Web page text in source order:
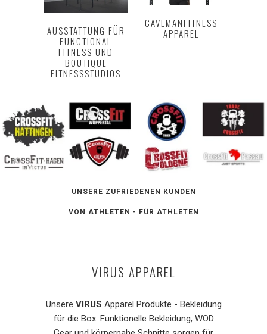
AUSSTATTUNG FÜR
FUNCTIONAL
FITNESS UND
BOUTIQUE
FITNESSSTUDIOS
CAVEMANFITNESS
APPAREL
UNSERE ZUFRIEDENEN KUNDEN
VON ATHLETEN - FÜR ATHLETEN
VIRUS APPAREL
Unsere VIRUS Apparel Produkte - Bekleidung
für die Box. Funktionelle Bekleidung, WOD